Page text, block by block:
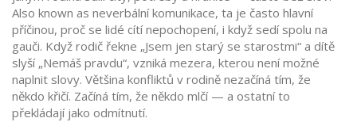
Also known as neverbální komunikace, ta je často hlavní
příčinou, proč se lidé cítí nepochopení, i když sedí spolu na
gauči. Když rodič řekne „Jsem jen starý se starostmi“ a dítě
slyší „Nemáš pravdu“, vzniká mezera, kterou není možné
naplnit slovy. Většina konfliktů v rodině nezačíná tím, že
někdo křičí. Začíná tím, že někdo mlčí — a ostatní to
překládají jako odmítnutí.